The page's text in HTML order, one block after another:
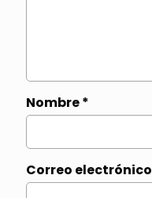
Nombre*
Correo electrónico